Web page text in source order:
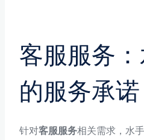
客服服务
的服务承诺
针对客服服务相关需求，水